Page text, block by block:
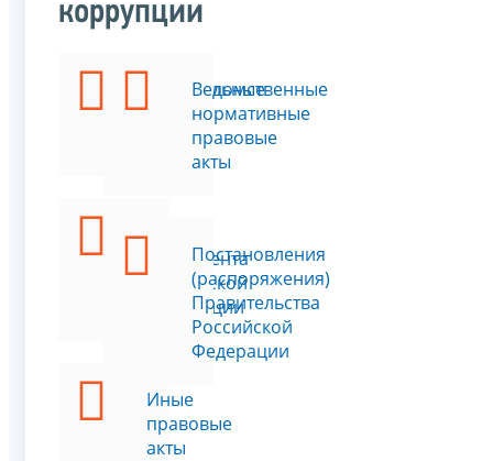
коррупции
Федеральные
законы
Указы
Президента
Российской
Федерации
Иные
правовые
акты
Ведомственные
нормативные
правовые
акты
Постановления
(распоряжения)
Правительства
Российской
Федерации